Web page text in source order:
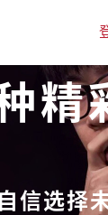
精
信选择